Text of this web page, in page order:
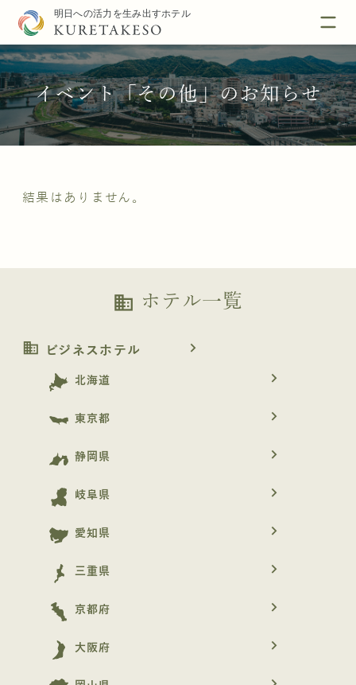
イベント「その他」のお知らせ
結果はありません。
business ホテル一覧
business ビジネスホテル navigate_next
北海道 navigate_next
東京都 navigate_next
静岡県 navigate_next
岐阜県 navigate_next
愛知県 navigate_next
三重県 navigate_next
京都府 navigate_next
大阪府 navigate_next